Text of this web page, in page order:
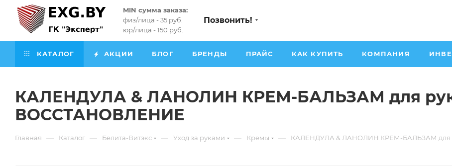
MIN сумма заказа:
физ/лица - 35 руб.
юр/лица - 150 руб.
Позвонить!
КАТАЛОГ АКЦИИ БЛОГ БРЕНДЫ ПРАЙС КАК КУПИТЬ КОМПАНИЯ
КАЛЕНДУЛА & ЛАНОЛИН КРЕМ-БАЛЬЗАМ для рук
ВОССТАНОВЛЕНИЕ
Главная — Каталог — Белита-Витэкс — Уход за руками — Кремы — КАЛЕНДУЛА & ЛАНОЛИН КРЕМ-БАЛЬЗАМ для